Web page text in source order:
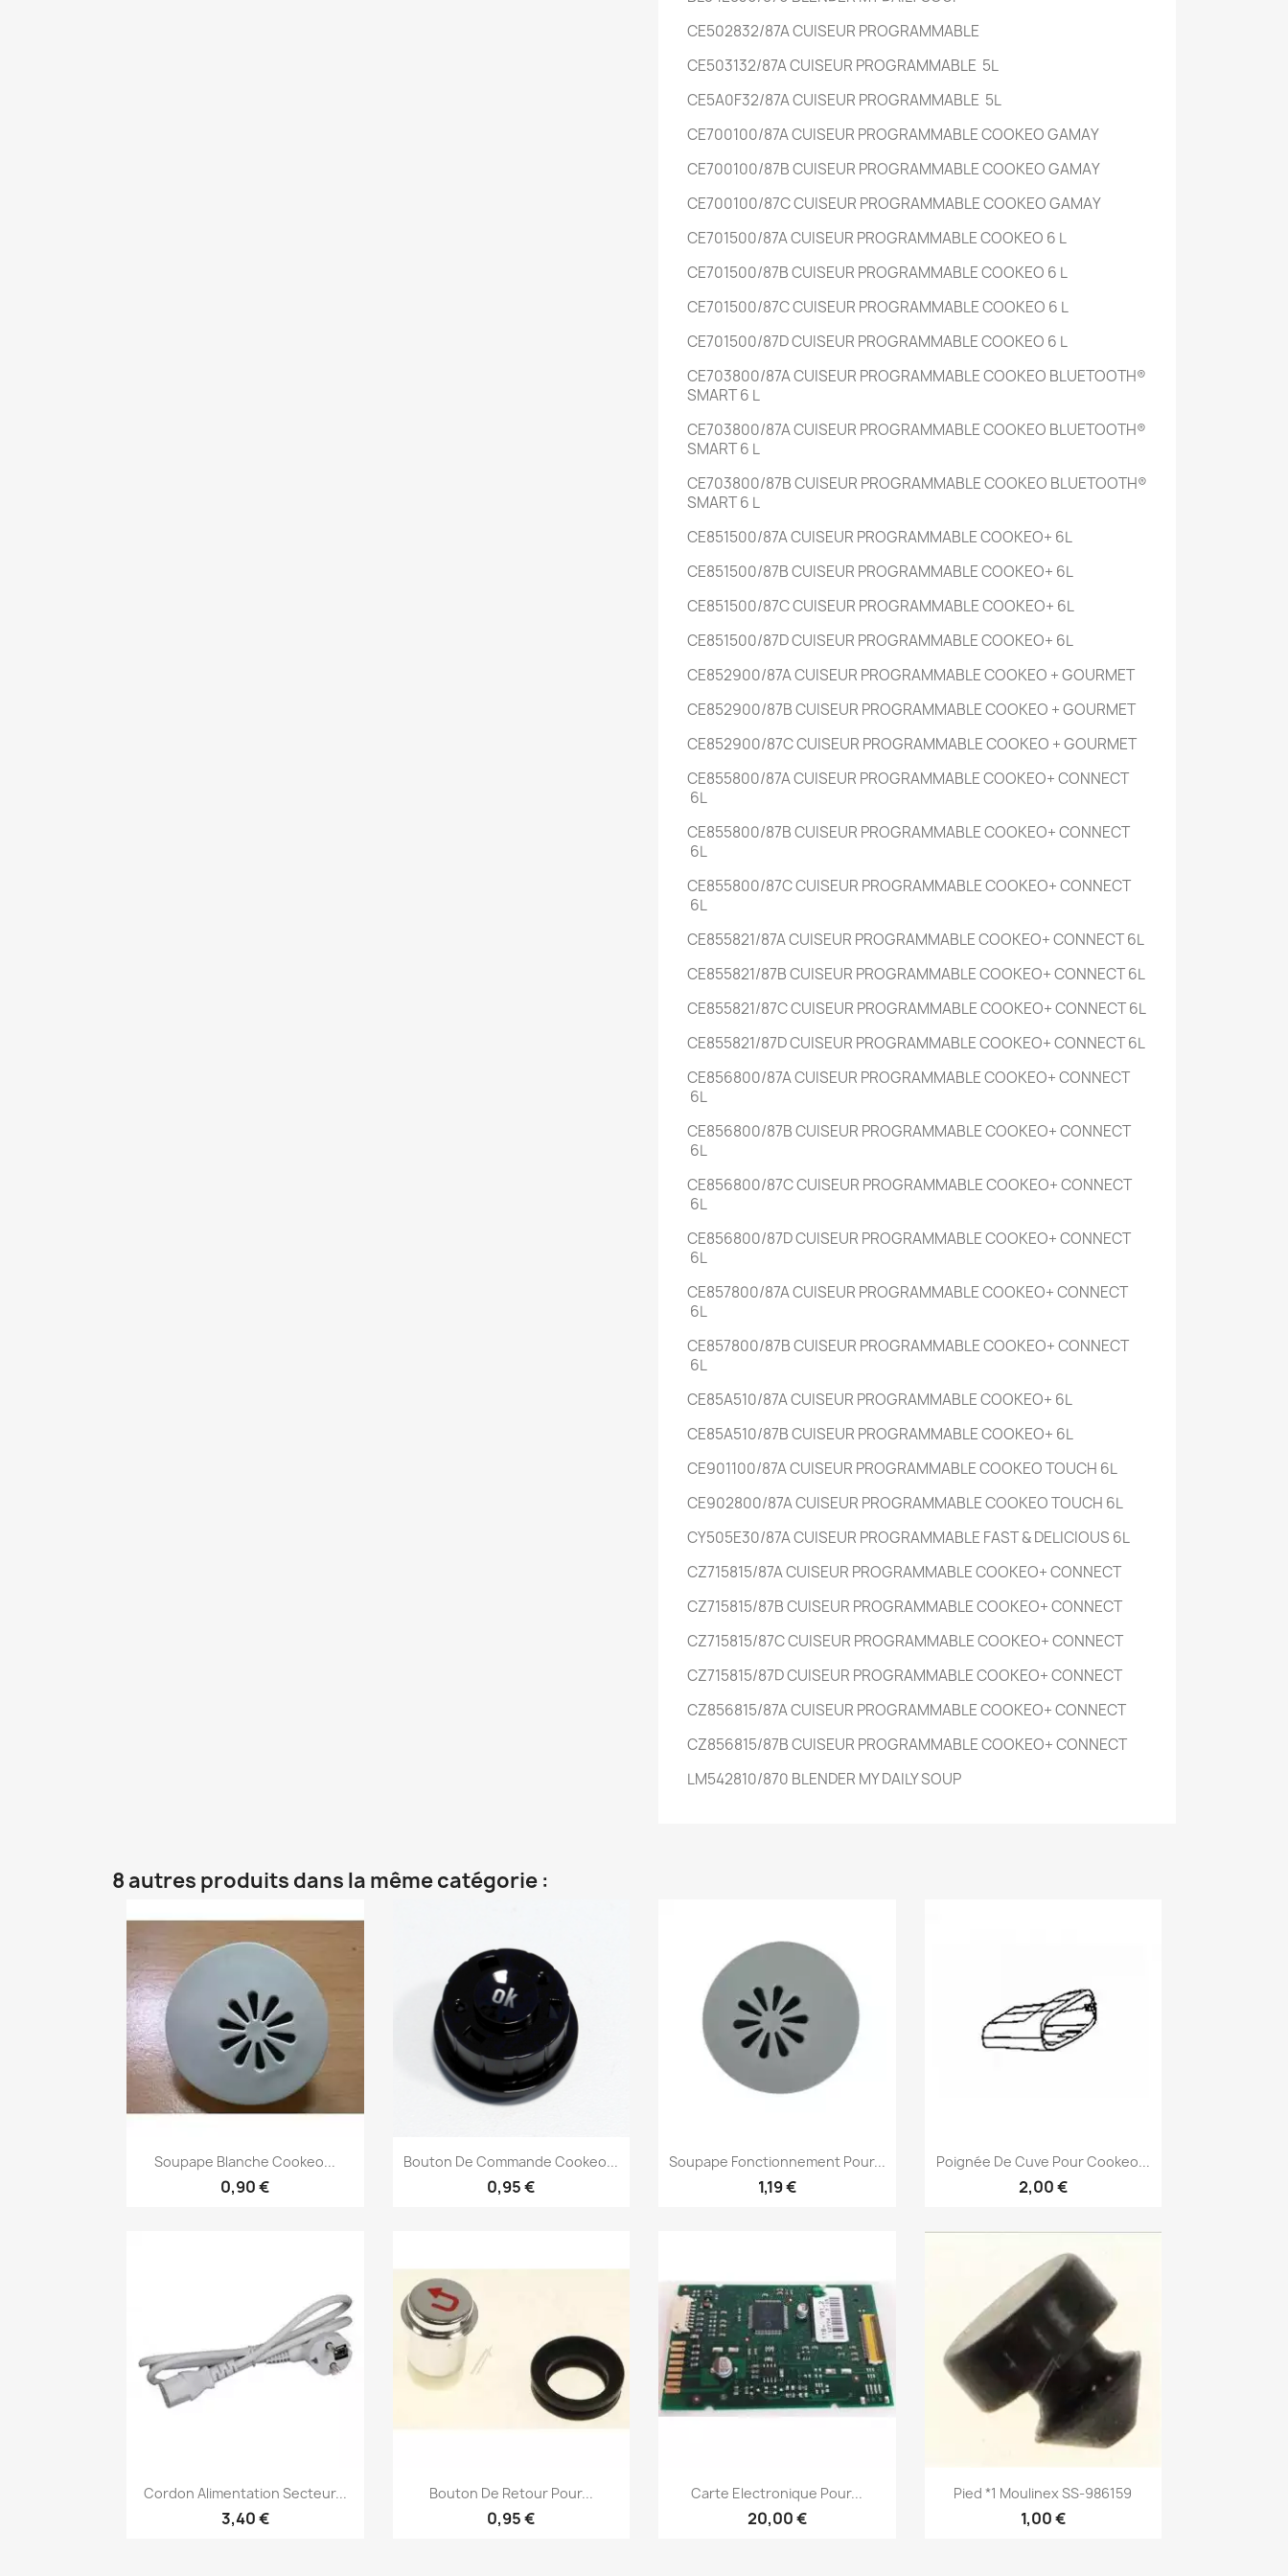
CE502832/87ACUISEUR PROGRAMMABLE
CE503132/87ACUISEUR PROGRAMMABLE 5L
CE5A0F32/87ACUISEUR PROGRAMMABLE 5L
CE700100/87ACUISEUR PROGRAMMABLE COOKEO GAMAY
CE700100/87BCUISEUR PROGRAMMABLE COOKEO GAMAY
CE700100/87CCUISEUR PROGRAMMABLE COOKEO GAMAY
CE701500/87ACUISEUR PROGRAMMABLE COOKEO 6 L
CE701500/87BCUISEUR PROGRAMMABLE COOKEO 6 L
CE701500/87CCUISEUR PROGRAMMABLE COOKEO 6 L
CE701500/87DCUISEUR PROGRAMMABLE COOKEO 6 L
CE703800/87ACUISEUR PROGRAMMABLE COOKEO BLUETOOTH®
SMART6 L
CE703800/87ACUISEUR PROGRAMMABLE COOKEO BLUETOOTH®
SMART6 L
CE703800/87BCUISEUR PROGRAMMABLE COOKEO BLUETOOTH®
SMART6 L
CE851500/87ACUISEUR PROGRAMMABLE COOKEO+ 6L
CE851500/87BCUISEUR PROGRAMMABLE COOKEO+ 6L
CE851500/87CCUISEUR PROGRAMMABLE COOKEO+ 6L
CE851500/87DCUISEUR PROGRAMMABLE COOKEO+ 6L
CE852900/87ACUISEUR PROGRAMMABLE COOKEO + GOURMET
CE852900/87BCUISEUR PROGRAMMABLE COOKEO + GOURMET
CE852900/87CCUISEUR PROGRAMMABLE COOKEO + GOURMET
CE855800/87ACUISEUR PROGRAMMABLE COOKEO+ CONNECT
6L
CE855800/87BCUISEUR PROGRAMMABLE COOKEO+ CONNECT
6L
CE855800/87CCUISEUR PROGRAMMABLE COOKEO+ CONNECT
6L
CE855821/87ACUISEUR PROGRAMMABLE COOKEO+ CONNECT6L
CE855821/87BCUISEUR PROGRAMMABLE COOKEO+ CONNECT6L
CE855821/87CCUISEUR PROGRAMMABLE COOKEO+ CONNECT6L
CE855821/87DCUISEUR PROGRAMMABLE COOKEO+ CONNECT6L
CE856800/87ACUISEUR PROGRAMMABLE COOKEO+ CONNECT
6L
CE856800/87BCUISEUR PROGRAMMABLE COOKEO+ CONNECT
6L
CE856800/87CCUISEUR PROGRAMMABLE COOKEO+ CONNECT
6L
CE856800/87DCUISEUR PROGRAMMABLE COOKEO+ CONNECT
6L
CE857800/87ACUISEUR PROGRAMMABLE COOKEO+ CONNECT
6L
CE857800/87BCUISEUR PROGRAMMABLE COOKEO+ CONNECT
6L
CE85A510/87ACUISEUR PROGRAMMABLE COOKEO+ 6L
CE85A510/87BCUISEUR PROGRAMMABLE COOKEO+ 6L
CE901100/87ACUISEUR PROGRAMMABLE COOKEO TOUCH 6L
CE902800/87ACUISEUR PROGRAMMABLE COOKEO TOUCH 6L
CY505E30/87ACUISEUR PROGRAMMABLE FAST & DELICIOUS 6L
CZ715815/87ACUISEUR PROGRAMMABLE COOKEO+ CONNECT
CZ715815/87BCUISEUR PROGRAMMABLE COOKEO+ CONNECT
CZ715815/87CCUISEUR PROGRAMMABLE COOKEO+ CONNECT
CZ715815/87DCUISEUR PROGRAMMABLE COOKEO+ CONNECT
CZ856815/87ACUISEUR PROGRAMMABLE COOKEO+ CONNECT
CZ856815/87BCUISEUR PROGRAMMABLE COOKEO+ CONNECT
LM542810/870 BLENDER MY DAILY SOUP
8 autres produits dans la même catégorie :
Aperçu rapide
Soupape Blanche Cookeo...
0,90 €
Aperçu rapide
Bouton De Commande Cookeo...
0,95 €
Aperçu rapide
Soupape Fonctionnement Pour...
1,19 €
Aperçu rapide
Poignée De Cuve Pour Cookeo...
2,00 €
Aperçu rapide
Cordon Alimentation Secteur...
3,40 €
Aperçu rapide
Bouton De Retour Pour...
0,95 €
Aperçu rapide
Carte Electronique Pour...
20,00 €
 Aperçu rapide
Pied *1 Moulinex SS-986159
1,00 €